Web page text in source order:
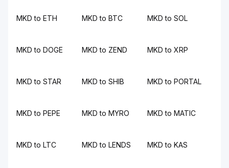
MKD to ETH MKD to BTC MKD to SOL
MKD to DOGE MKD to ZEND MKD to XRP
MKD to STAR MKD to SHIB MKD to PORTAL
MKD to PEPE MKD to MYRO MKD to MATIC
MKD to LTC MKD to LENDS MKD to KAS